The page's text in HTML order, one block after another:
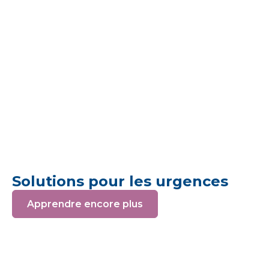
Solutions pour les urgences
Apprendre encore plus